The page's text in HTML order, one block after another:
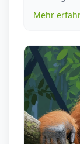
Mehr